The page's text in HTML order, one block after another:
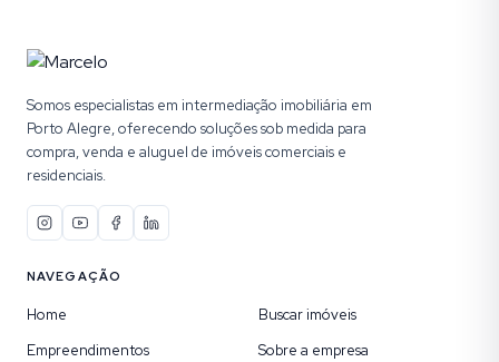
Somos especialistas em intermediação imobiliária em
Porto Alegre, oferecendo soluções sob medida para
compra, venda e aluguel de imóveis comerciais e
residenciais.
NAVEGAÇÃO
Home
Buscar imóveis
Empreendimentos
Sobre a empresa